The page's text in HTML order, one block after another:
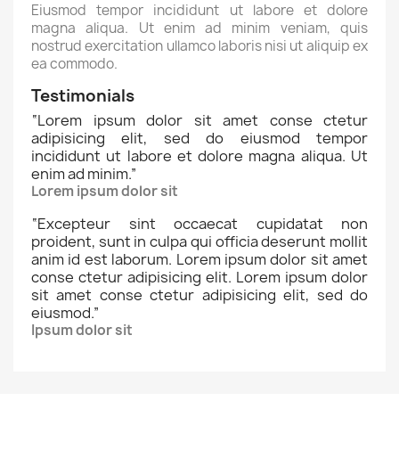
Eiusmod tempor incididunt ut labore et dolore
magna aliqua. Ut enim ad minim veniam, quis
nostrud exercitation ullamco laboris nisi ut aliquip ex
ea commodo.
Testimonials
“Lorem ipsum dolor sit amet conse ctetur
adipisicing elit, sed do eiusmod tempor
incididunt ut labore et dolore magna aliqua. Ut
enim ad minim.”
Lorem ipsum dolor sit
“Excepteur sint occaecat cupidatat non
proident, sunt in culpa qui officia deserunt mollit
anim id est laborum. Lorem ipsum dolor sit amet
conse ctetur adipisicing elit. Lorem ipsum dolor
sit amet conse ctetur adipisicing elit, sed do
eiusmod.”
Ipsum dolor sit